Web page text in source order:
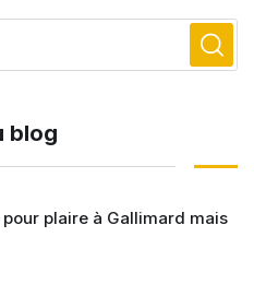
blog
pour plaire à Gallimard mais